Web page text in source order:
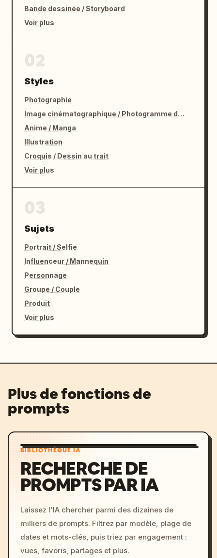
Bande dessinée / Storyboard
Voir plus
Styles
Photographie
Image cinématographique / Photogramme de film
Anime / Manga
Illustration
Croquis / Dessin au trait
Voir plus
Sujets
Portrait / Selfie
Influenceur / Mannequin
Personnage
Groupe / Couple
Produit
Voir plus
Plus de fonctions de
prompts
BIBLIOTHÈQUE IA
RECHERCHE DE
PROMPTS PAR IA
Laissez l'IA chercher parmi des dizaines de
milliers de prompts. Filtrez par modèle, plage de
dates et mots-clés, puis triez par engagement :
vues, favoris, partages et plus.